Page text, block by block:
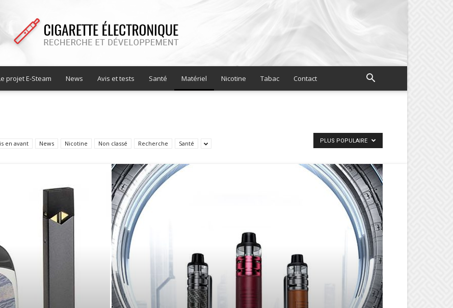
Cigarette
recherche
projet E-Steam News Avis et tests Santé Matériel Nicotine Tabac Contact
en avant News Nicotine Non classé Recherche Santé PLUS POPULAIRE